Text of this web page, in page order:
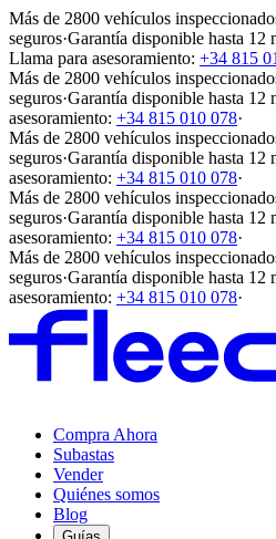
Más de 2800 vehículos
seguros·Garantía disponible hasta 12
Llama para asesoramiento: +34 815
Más de 2800 vehículos
seguros·Garantía disponible hasta 12
asesoramiento: +34 815 010 078·
Más de 2800 vehículos
seguros·Garantía disponible hasta 12
asesoramiento: +34 815 010 078·
Más de 2800 vehículos
seguros·Garantía disponible hasta 12
asesoramiento: +34 815 010 078·
Más de 2800 vehículos
seguros·Garantía disponible hasta 12
asesoramiento: +34 815 010 078·
Compra Ahora
Subastas
Vender
Quiénes somos
Blog